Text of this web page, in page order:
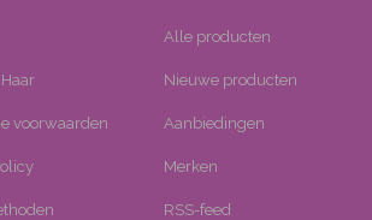
voorwaarden
Alle producten
Nieuwe producten
Aanbiedingen
Merken
RSS-feed